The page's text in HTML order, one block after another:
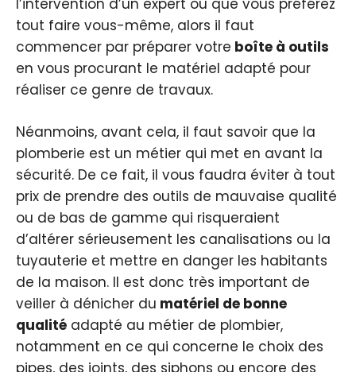
l’intervention d’un expert ou que vous préférez
tout faire vous-même, alors il faut
commencer par préparer votre boîte à outils
en vous procurant le matériel adapté pour
réaliser ce genre de travaux.
Néanmoins, avant cela, il faut savoir que la
plomberie est un métier qui met en avant la
sécurité. De ce fait, il vous faudra éviter à tout
prix de prendre des outils de mauvaise qualité
ou de bas de gamme qui risqueraient
d’altérer sérieusement les canalisations ou la
tuyauterie et mettre en danger les habitants
de la maison. Il est donc très important de
veiller à dénicher du matériel de bonne
qualité adapté au métier de plombier,
notamment en ce qui concerne le choix des
pipes, des joints, des siphons ou encore des